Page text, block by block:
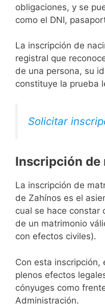
obligaciones, y se
como el DNI,
La inscripción de
registral que
de una persona, su
constituye la prueba
Solicitar
Inscripción de
La inscripción de
de Zahínos es el
cual se hace constar
de un matrimonio
con efectos civiles).
Con esta inscripción,
plenos efectos
cónyuges como
Administración.